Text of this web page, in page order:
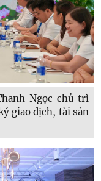
Ngọc chủ trì
giao dịch, tài sản